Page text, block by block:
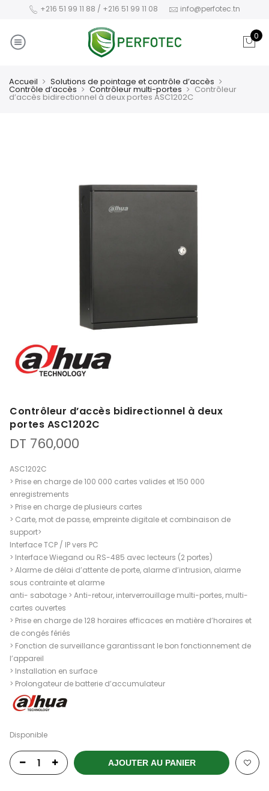
+216 51 99 11 88 / +216 51 99 11 08 info@perfotec.tn
0
Accueil Solutions de pointage et contrôle d’accès
Contrôle d’accès Contrôleur multi-portes Contrôleur
d’accès bidirectionnel à deux portes ASC1202C
Contrôleur d’accès bidirectionnel à deux
portes ASC1202C
DT 760,000
ASC1202C
> Prise en charge de 100 000 cartes valides et 150 000
enregistrements
> Prise en charge de plusieurs cartes
> Carte, mot de passe, empreinte digitale et combinaison de
support>
Interface TCP / IP vers PC
> Interface Wiegand ou RS-485 avec lecteurs (2 portes)
> Alarme de délai d’attente de porte, alarme d’intrusion, alarme
sous contrainte et alarme
anti- sabotage > Anti-retour, interverrouillage multi-portes, multi-
cartes ouvertes
> Prise en charge de 128 horaires efficaces en matière d’horaires et
de congés fériés
> Fonction de surveillance garantissant le bon fonctionnement de
l’appareil
> Installation en surface
> Prolongateur de batterie d’accumulateur
Disponible
AJOUTER AU PANIER